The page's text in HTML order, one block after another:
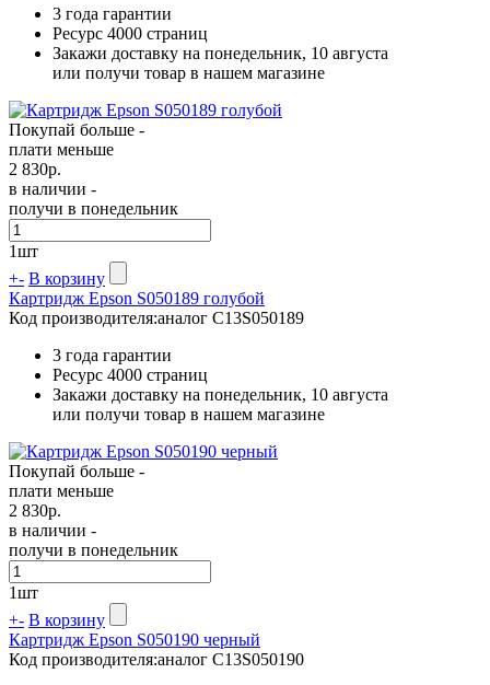
3 года гарантии
Ресурс 4000 страниц
Закажи доставку на понедельник, 10 августа
или получи товар в нашем магазине
Покупай больше -
плати меньше
2 830р.
в наличии -
получи в понедельник
1шт
+- В корзину
Картридж Epson S050189 голубой
Код производителя:аналог C13S050189
3 года гарантии
Ресурс 4000 страниц
Закажи доставку на понедельник, 10 августа
или получи товар в нашем магазине
Покупай больше -
плати меньше
2 830р.
в наличии -
получи в понедельник
1шт
+- В корзину
Картридж Epson S050190 черный
Код производителя:аналог C13S050190